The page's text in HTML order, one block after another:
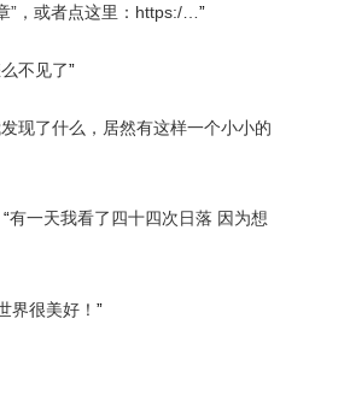
”，或者点这里：https:/…”
不见了”
现了什么，居然有这样一个小小的
有一天我看了四十四次日落 因为想
界很美好！”